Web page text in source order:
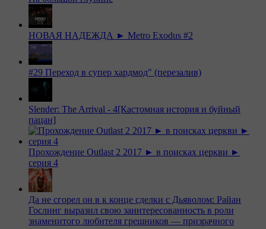
НОВАЯ НАДЕЖДА ► Metro Exodus #2
#29 Переход в супер хардмод" (перезалив)
Slender: The Arrival - 4[Кастомная история и буйный
пацан]
Прохождение Outlast 2 2017 ► в поисках церкви ►
серия 4
Да не сгорел он в к конце сделки с Дьяволом: Райан
Гослинг выразил свою заинтересованность в роли
знаменитого любителя грешников — призрачного